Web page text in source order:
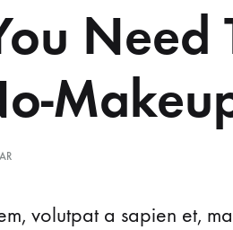
Need
PADA
NEEDvolutpat a sapien et,